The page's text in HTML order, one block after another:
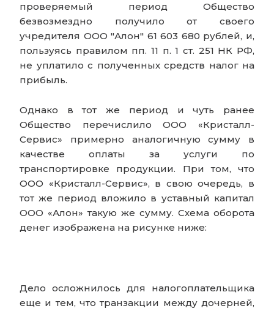
проверяемый период Общество
безвозмездно получило от своего
учредителя ООО "Алон" 61 603 680 рублей, и,
пользуясь правилом пп. 11 п. 1 ст. 251 НК РФ,
не уплатило с полученных средств налог на
прибыль.
Однако в тот же период и чуть ранее
Общество перечислило ООО «Кристалл-
Сервис» примерно аналогичную сумму в
качестве оплаты за услуги по
транспортировке продукции. При том, что
ООО «Кристалл-Сервис», в свою очередь, в
тот же период вложило в уставный капитал
ООО «Алон» такую же сумму. Схема оборота
денег изображена на рисунке ниже:
Дело осложнилось для налогоплательщика
еще и тем, что транзакции между дочерней,